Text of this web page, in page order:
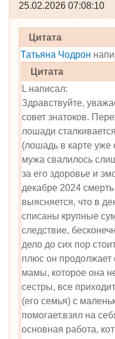
25.02.2026 07:08:10
Цитата
Татьяна Чодрон
Цитата
L написал:
Здравствуйте,
совет знатоков.
лошади
(лошадь в карте уже
мужа свалилось
за его здоровье и
декабре 2024
выясняется, что в
списаны крупные
следствие,
дело до сих пор
плюс он продолжает
мамы, которое она
сестры, все
(его семья) с
помогает.взял на
основная работа,